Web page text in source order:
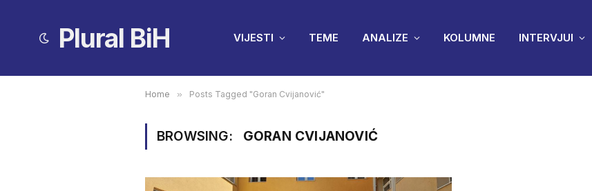
Plural BiH VIJESTI TEME ANALIZE KOLUMNE INTERVJUI
Home » Posts Tagged "Goran Cvijanović"
BROWSING: GORAN CVIJANOVIĆ